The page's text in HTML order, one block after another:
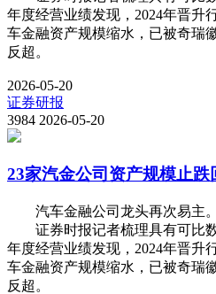
年度经营业绩发现，2024年晋升
车金融资产规模缩水，已被奇瑞
反超。
2026-05-20
证券研报
3984 2026-05-20
23家汽金公司资产规模止
汽车金融公司龙头再次易主。
证券时报记者梳理具有可比数
年度经营业绩发现，2024年晋升
车金融资产规模缩水，已被奇瑞
反超。